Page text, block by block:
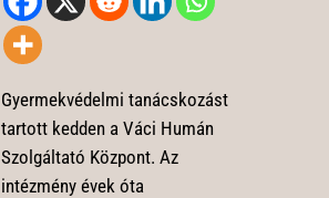
Gyermekvédelmi tanácskozást
tartott kedden a Váci Humán
Szolgáltató Központ. Az
intézmény évek óta